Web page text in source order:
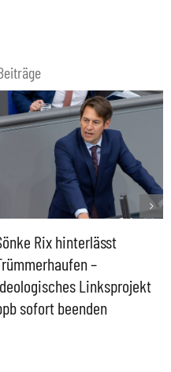
Rix hinterlässt
–
Linksprojekt
sofort beenden